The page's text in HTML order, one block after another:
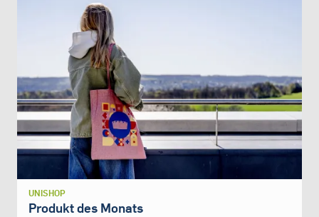
UNISHOP
Produkt des Monats